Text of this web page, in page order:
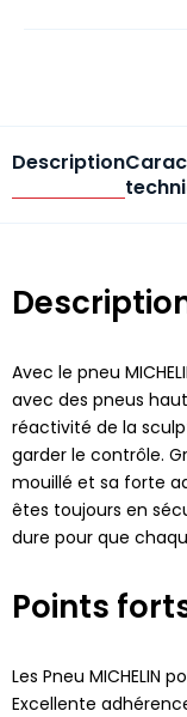
Description
Avec le pneu
avec des pneus
réactivité de la
garder le contrôle.
mouillé et sa forte
êtes toujours en
dure pour que
Points
Les Pneu
Excellente